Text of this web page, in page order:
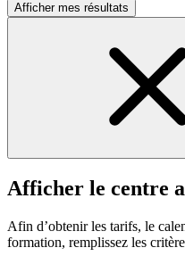
Afficher mes résultats
Afficher le centre
Afin d’obtenir les tarifs, le
formation, remplissez les